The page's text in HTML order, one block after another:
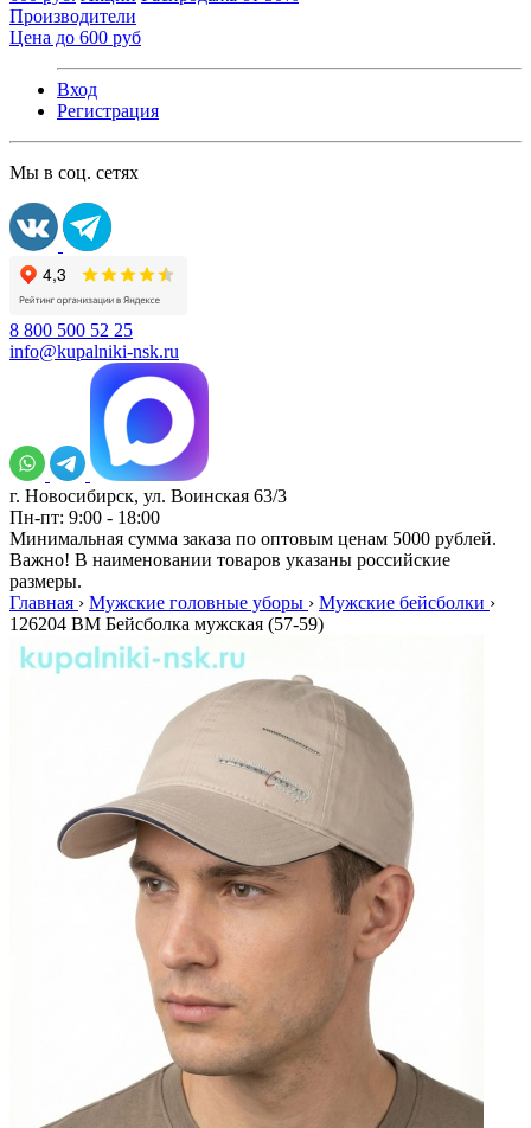
Производители
Цена до 600 руб
Вход
Регистрация
Мы в соц. сетях
8 800 500 52 25
info@kupalniki-nsk.ru
г. Новосибирск, ул. Воинская 63/3
Пн-пт: 9:00 - 18:00
Минимальная сумма заказа по оптовым ценам 5000 рублей.
Важно! В наименовании товаров указаны российские
размеры.
Главная › Мужские головные уборы › Мужские бейсболки ›
126204 BM Бейсболка мужская (57-59)